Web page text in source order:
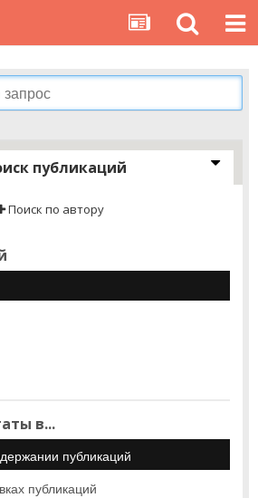
публикаций
Поиск по автору
в...
публикаций
публикаций